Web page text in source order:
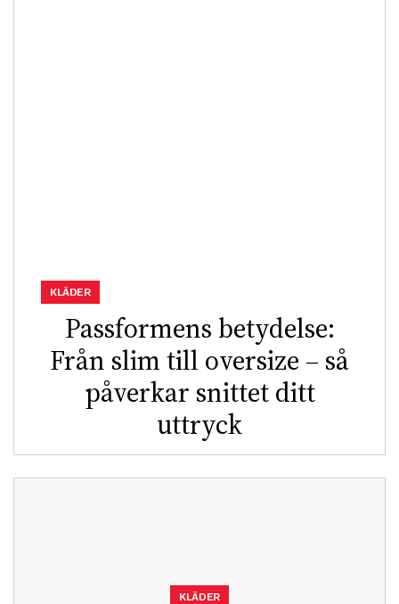
Passformens betydelse:
Från slim till oversize – så
påverkar snittet ditt
uttryck
KLÄDER
KLÄDER